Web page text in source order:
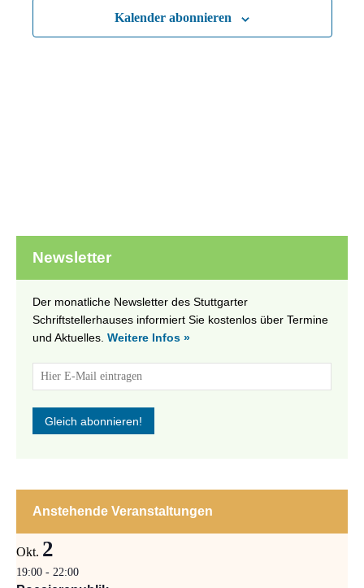
Kalender abonnieren
Newsletter
Der monatliche Newsletter des Stuttgarter
Schriftstellerhauses informiert Sie kostenlos über Termine
und Aktuelles. Weitere Infos »
Anstehende Veranstaltungen
Okt. 2
19:00 - 22:00